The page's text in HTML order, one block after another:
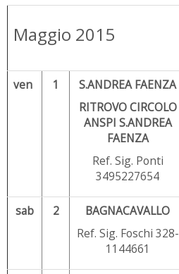
Maggio 2015
ven 1
S.ANDREA FAENZA
RITROVO CIRCOLO
ANSPI S.ANDREA
FAENZA
Ref. Sig. Ponti
3495227654
sab 2
BAGNACAVALLO
Ref. Sig. Foschi 328-
1144661